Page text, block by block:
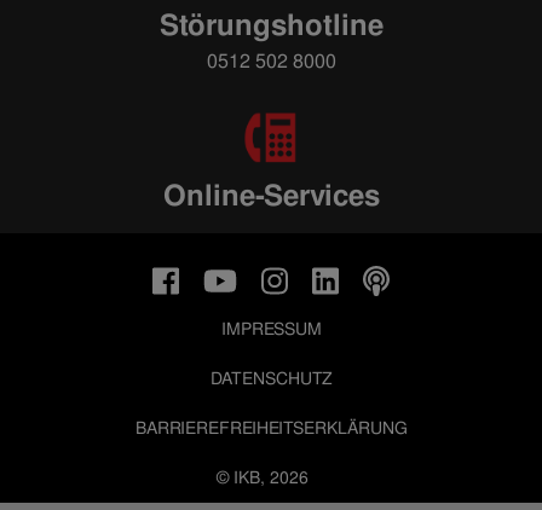
Störungshotline
0512 502 8000
Online-Services
© IKB, 2026
IMPRESSUM
DATENSCHUTZ
BARRIEREFREIHEITSERKLÄRUNG